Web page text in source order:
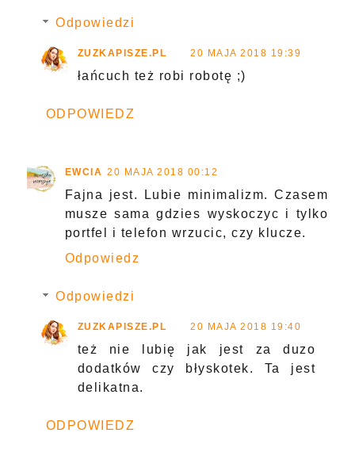
Odpowiedzi
ZUZKAPISZE.PL 20 MAJA 2018 19:39
łańcuch też robi robotę ;)
ODPOWIEDZ
EWCIA 20 MAJA 2018 00:12
Fajna jest. Lubie minimalizm. Czasem
musze sama gdzies wyskoczyc i tylko
portfel i telefon wrzucic, czy klucze.
Odpowiedz
Odpowiedzi
ZUZKAPISZE.PL 20 MAJA 2018 19:40
też nie lubię jak jest za duzo
dodatków czy błyskotek. Ta jest
delikatna.
ODPOWIEDZ